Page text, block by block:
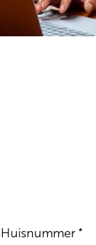
Huisnummer *